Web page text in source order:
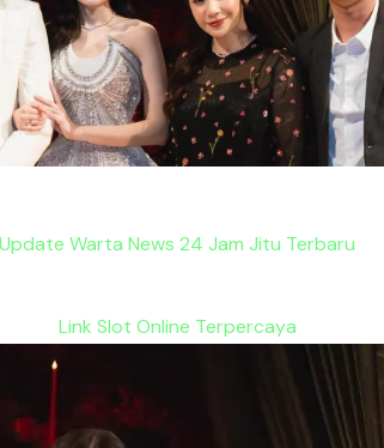
Update Warta News 24 Jam Jitu Terbaru
Link Slot Online Terpercaya